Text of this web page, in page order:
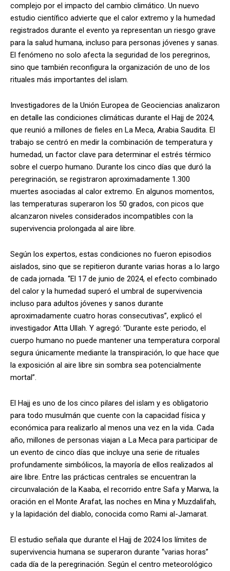
complejo por el impacto del cambio climático. Un nuevo
estudio científico advierte que el calor extremo y la humedad
registrados durante el evento ya representan un riesgo grave
para la salud humana, incluso para personas jóvenes y sanas.
El fenómeno no solo afecta la seguridad de los peregrinos,
sino que también reconfigura la organización de uno de los
rituales más importantes del islam.
Investigadores de la Unión Europea de Geociencias analizaron
en detalle las condiciones climáticas durante el Hajj de 2024,
que reunió a millones de fieles en La Meca, Arabia Saudita. El
trabajo se centró en medir la combinación de temperatura y
humedad, un factor clave para determinar el estrés térmico
sobre el cuerpo humano. Durante los cinco días que duró la
peregrinación, se registraron aproximadamente 1.300
muertes asociadas al calor extremo. En algunos momentos,
las temperaturas superaron los 50 grados, con picos que
alcanzaron niveles considerados incompatibles con la
supervivencia prolongada al aire libre.
Según los expertos, estas condiciones no fueron episodios
aislados, sino que se repitieron durante varias horas a lo largo
de cada jornada. “El 17 de junio de 2024, el efecto combinado
del calor y la humedad superó el umbral de supervivencia
incluso para adultos jóvenes y sanos durante
aproximadamente cuatro horas consecutivas”, explicó el
investigador Atta Ullah. Y agregó: “Durante este periodo, el
cuerpo humano no puede mantener una temperatura corporal
segura únicamente mediante la transpiración, lo que hace que
la exposición al aire libre sin sombra sea potencialmente
mortal”.
El Hajj es uno de los cinco pilares del islam y es obligatorio
para todo musulmán que cuente con la capacidad física y
económica para realizarlo al menos una vez en la vida. Cada
año, millones de personas viajan a La Meca para participar de
un evento de cinco días que incluye una serie de rituales
profundamente simbólicos, la mayoría de ellos realizados al
aire libre. Entre las prácticas centrales se encuentran la
circunvalación de la Kaaba, el recorrido entre Safa y Marwa, la
oración en el Monte Arafat, las noches en Mina y Muzdalifah,
y la lapidación del diablo, conocida como Rami al-Jamarat.
El estudio señala que durante el Hajj de 2024 los límites de
supervivencia humana se superaron durante “varias horas”
cada día de la peregrinación. Según el centro meteorológico